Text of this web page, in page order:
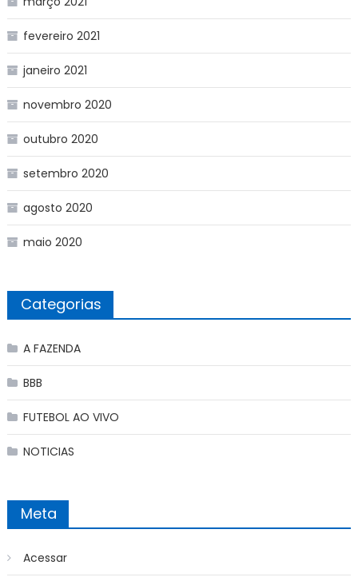
fevereiro 2021
janeiro 2021
novembro 2020
outubro 2020
setembro 2020
agosto 2020
maio 2020
Categorias
A FAZENDA
BBB
FUTEBOL AO VIVO
NOTICIAS
Meta
Acessar